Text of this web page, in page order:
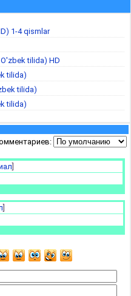
1-4 qismlar
tilida) HD
tilida)
tilida)
tilida)